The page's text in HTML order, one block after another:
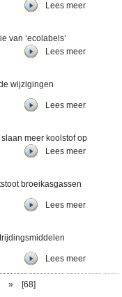
Lees meer
van ‘ecolabels’
Lees meer
wijzigingen
Lees meer
meer koolstof op
Lees meer
broeikasgassen
Lees meer
Lees meer
» [68]